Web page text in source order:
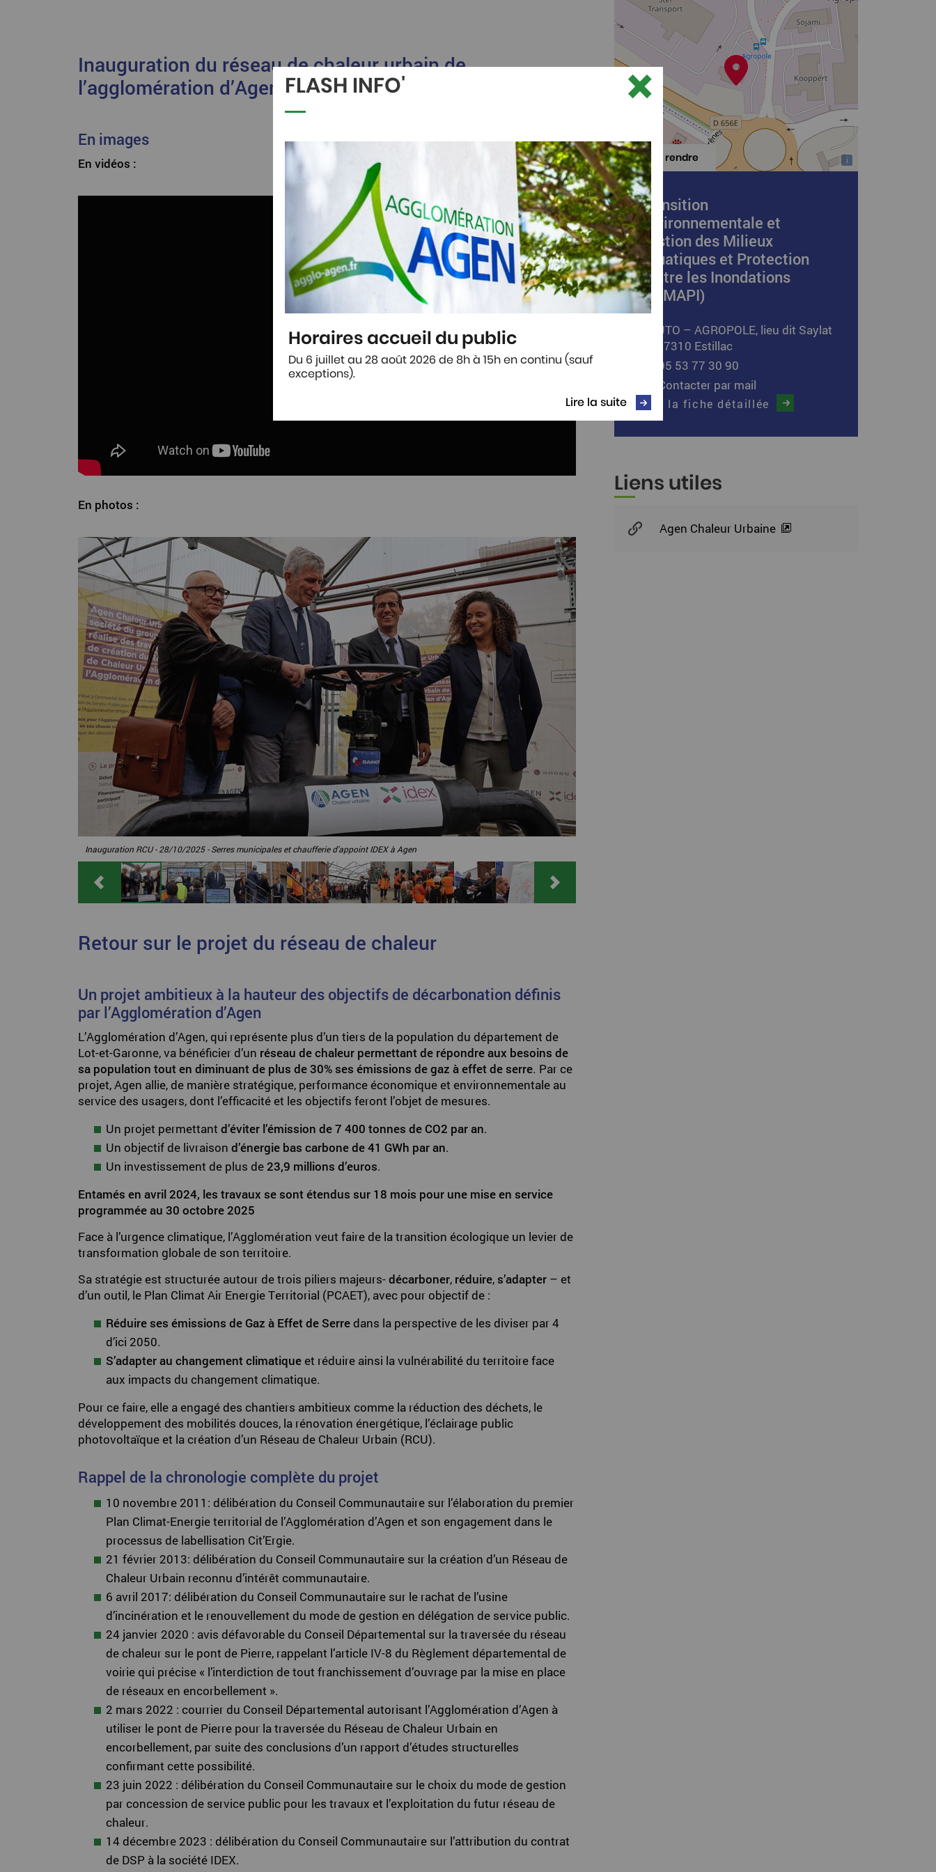
Inauguration du réseau de chaleur urbain de
l’agglomération d’Agen le 28 octobre 2025
En images
En vidéos :
En photos :
Inauguration RCU - 28/10/2025 - Serres municipales et chaufferie d'appoint IDEX à Agen
Retour sur le projet du réseau de chaleur
Un projet ambitieux à la hauteur des objectifs de décarbonation définis
par l’Agglomération d’Agen
L’Agglomération d’Agen, qui représente plus d’un tiers de la population du département de
Lot-et-Garonne, va bénéficier d’un réseau de chaleur permettant de répondre aux besoins de
sa population tout en diminuant de plus de 30% ses émissions de gaz à effet de serre. Par ce
projet, Agen allie, de manière stratégique, performance économique et environnementale au
service des usagers, dont l’efficacité et les objectifs feront l’objet de mesures.
Un projet permettant d’éviter l’émission de 7 400 tonnes de CO2 par an.
Un objectif de livraison d’énergie bas carbone de 41 GWh par an.
Un investissement de plus de23,9 millions d’euros.
Entamés en avril 2024, les travaux se sont étendus sur 18 mois pour une mise en service
programmée au 30 octobre 2025
Face à l’urgence climatique, l’Agglomération veut faire de la transition écologique un levier de
transformation globale de son territoire.
Sa stratégie est structurée autour de trois piliers majeurs-décarboner, réduire,s’adapter – et
d’un outil, le Plan Climat Air Energie Territorial (PCAET), avec pour objectif de :
Réduire ses émissions de Gaz à Effet de Serre dans la perspective de les diviser par 4
d’ici 2050.
S’adapter au changement climatique et réduire ainsi la vulnérabilité du territoire face
aux impacts du changement climatique.
Pour ce faire, elle a engagé des chantiers ambitieux comme la réduction des déchets, le
développement des mobilités douces, la rénovation énergétique, l’éclairage public
photovoltaïque et la création d’un Réseau de Chaleur Urbain (RCU).
Rappel de la chronologie complète du projet
10 novembre 2011: délibération du Conseil Communautaire sur l’élaboration du premier
Plan Climat-Energie territorial de l’Agglomération d’Agen et son engagement dans le
processus de labellisation Cit’Ergie.
21 février 2013: délibération du Conseil Communautaire sur la création d’un Réseau de
Chaleur Urbain reconnu d’intérêt communautaire.
6 avril 2017: délibération du Conseil Communautaire sur le rachat de l’usine
d’incinération et le renouvellement du mode de gestion en délégation de service public.
24 janvier 2020 : avis défavorable du Conseil Départemental sur la traversée du réseau
de chaleur sur le pont de Pierre, rappelant l’article IV-8 du Règlement départemental de
voirie qui précise « l’interdiction de tout franchissement d’ouvrage par la mise en place
de réseaux en encorbellement ».
2 mars 2022 : courrier du Conseil Départemental autorisant l’Agglomération d’Agen à
utiliser le pont de Pierre pour la traversée du Réseau de Chaleur Urbain en
encorbellement, par suite des conclusions d’un rapport d’études structurelles
confirmant cette possibilité.
23 juin 2022 : délibération du Conseil Communautaire sur le choix du mode de gestion
par concession de service public pour les travaux et l’exploitation du futur réseau de
chaleur.
14 décembre 2023 : délibération du Conseil Communautaire sur l’attribution du contrat
de DSP à la société IDEX.
i
S'y rendre
Transition
Environnementale et
Gestion des Milieux
Aquatiques et Protection
contre les Inondations
(GEMAPI)
UTO – AGROPOLE, lieu dit Saylat
47310 Estillac
05 53 77 30 90
Contacter par mail
Voir la fiche détaillée
Liens utiles
Agen Chaleur Urbaine
×
FLASH INFO'
Horaires accueil du public
Du 6 juillet au 28 août 2026 de 8h à 15h en continu (sauf
exceptions).
Lire la suite